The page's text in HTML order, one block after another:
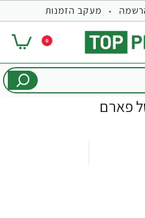
מעקב הזמנות
0
פארם